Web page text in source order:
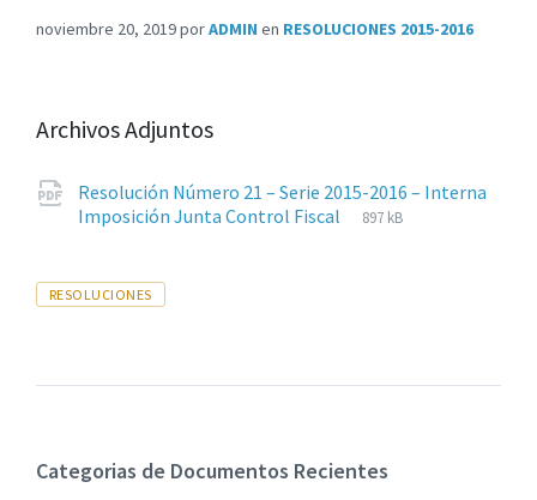
noviembre 20, 2019porADMIN en RESOLUCIONES 2015-2016
Archivos Adjuntos
Resolución Número 21 – Serie 2015-2016 – Interna
Imposición Junta Control Fiscal
Extensiones
pdf
Tamaño
897 kB
Tags
RESOLUCIONES
Categorias de Documentos Recientes